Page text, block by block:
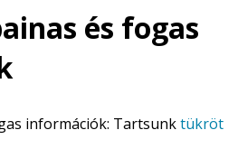
és fogas
információk: Tartsunktükröt